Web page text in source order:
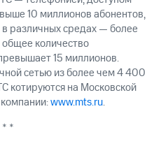
10 миллионов абонентов,
различных средах — более
количество
15 миллионов.
сетью из более чем 4 400
котируются на Московской
www.mts.ru.
* *